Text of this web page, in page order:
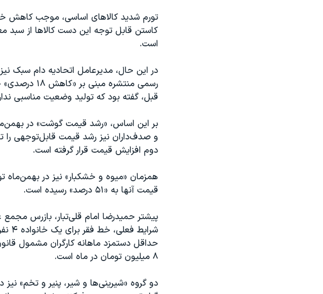
تورم شدید کالاهای اساسی، موجب کاهش
کاستن قابل توجه این دست کالاها از سبد
است.
در این حال، مدیرعامل اتحادیه دام سبک
رسمی
قبل، گفته بود که تولید وضعیت مناسبی
بر این اساس، «رشد قیمت گوشت» در
دوم افزایش قیمت قرار گرفته است.
قیمت آنها به «۵۱ درصد» رسیده است.
پیشتر حمیدرضا امام قلی‌تبار، بازرس مجمع
حداقل دستمزد ماهانه کارگران مشمول
۸ میلیون تومان در ماه است.